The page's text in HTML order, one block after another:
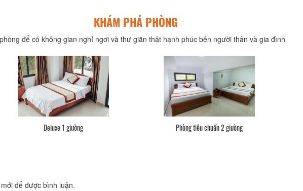
KHÁM PHÁ PHÒNG
để có không gian nghỉ ngơi và thư giãn thật hạnh phúc bên người thân và gia đình
Deluxe 1 giường Phòng tiêu chuẩn 2 giường
để được bình luận.